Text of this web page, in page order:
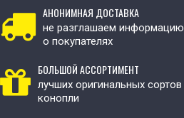
АНОНИМНАЯ ДОСТАВКА
не разглашаем информацию
о покупателях
БОЛЬШОЙ АССОРТИМЕНТ
лучших оригинальных сортов
конопли